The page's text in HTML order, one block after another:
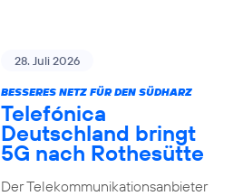
28. Juli 2026
BESSERES NETZ FÜR DEN SÜDHARZ
Telefónica
Deutschland bringt
5G nach Rothesütte
Der Telekommunikationsanbieter